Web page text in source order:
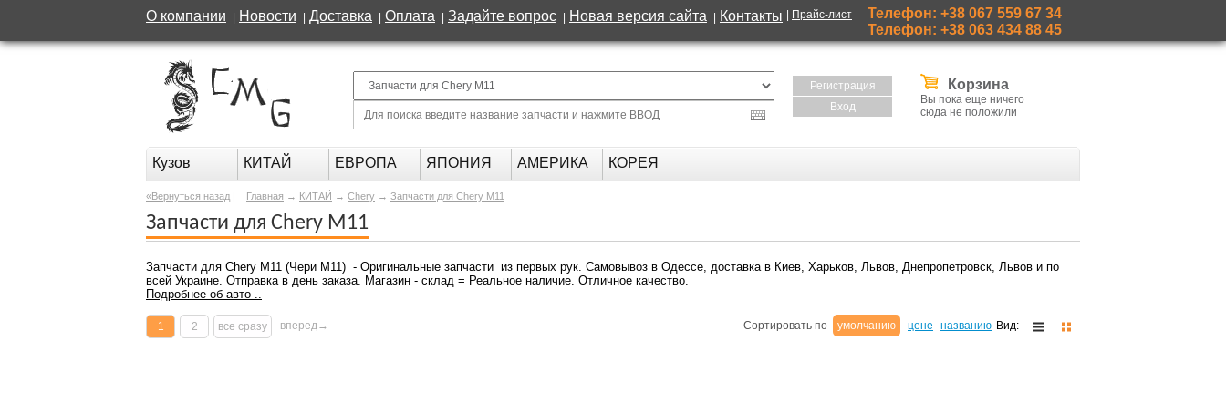
О компании Новости Доставка Оплата Задайте вопрос Новая версия сайта Контакты Прайс-лист
Телефон: +38 067 559 67 34
Телефон: +38 063 434 88 45
Регистрация
Вход
Корзина
Вы пока еще ничего
сюда не положили
Кузов КИТАЙ ЕВРОПА ЯПОНИЯ АМЕРИКА КОРЕЯ
«Вернуться назад | Главная → КИТАЙ → Chery → Запчасти для Chery M11
Запчасти для Chery M11
Запчасти для Chery M11 (Чери M11) - Оригинальные запчасти из первых рук. Самовывоз в Одессе, доставка в Киев, Харьков, Львов, Днепропетровск, Львов и по
всей Украине. Отправка в день заказа. Магазин - склад = Реальное наличие. Отличное качество.
Подробнее об авто ..
1 2 все сразу вперед→ Вид:
Сортировать по умолчанию цене названию